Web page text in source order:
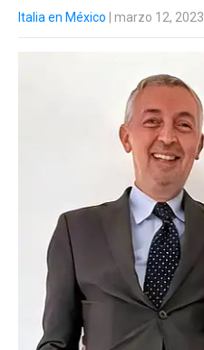
Italia en México | marzo 12, 2023